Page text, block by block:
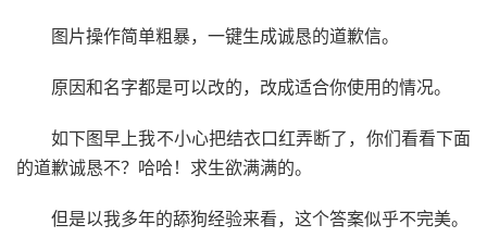
图片操作简单粗暴，一键生成诚恳的道歉信。
原因和名字都是可以改的，改成适合你使用的情况。
如下图早上我不小心把结衣口红弄断了，你们看看下面
的道歉诚恳不？哈哈！求生欲满满的。
但是以我多年的舔狗经验来看，这个答案似乎不完美。